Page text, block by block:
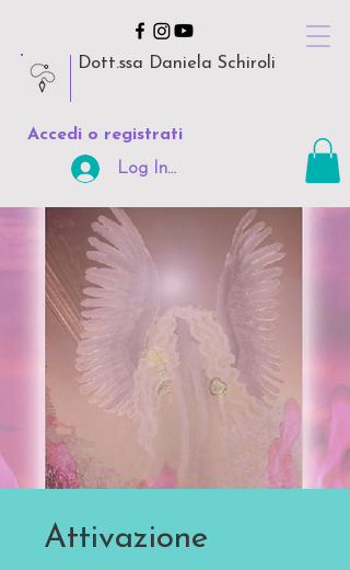
Dott.ssa Daniela Schiroli
Accedi o registrati
Log In Area Riservata
Attivazione